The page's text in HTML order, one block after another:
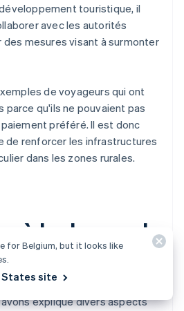
touristique, il
avec les autorités
mesures visant à surmonter
de voyageurs qui ont
parce qu'ils ne pouvaient pas
préféré. Il est donc
de renforcer les infrastructures
dans les zones rurales.
à la demande
expliqué divers aspects
for Belgium, but it looks like
site